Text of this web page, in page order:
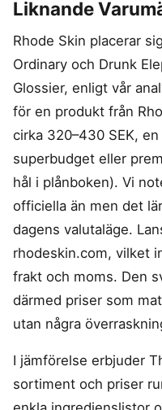
Liknande
Rhode Skin placerar
Ordinary och Drunk
Glossier, enligt vår
för en produkt från
cirka 320–430 SEK,
superbudget eller
hål i plånboken). Vi
officiella än men det
dagens valutaläge.
rhodeskin.com, vilket
frakt och moms. Den
därmed priser som
utan några
I jämförelse erbjuder
sortiment och priser